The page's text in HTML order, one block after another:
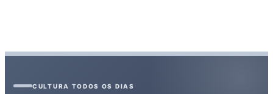
CULTURA TODOS OS DIAS